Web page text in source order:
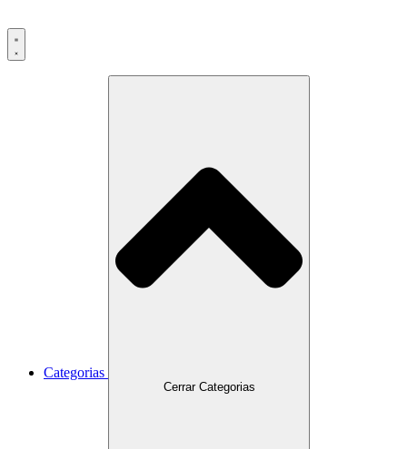
Categorias
Cerrar Categorias